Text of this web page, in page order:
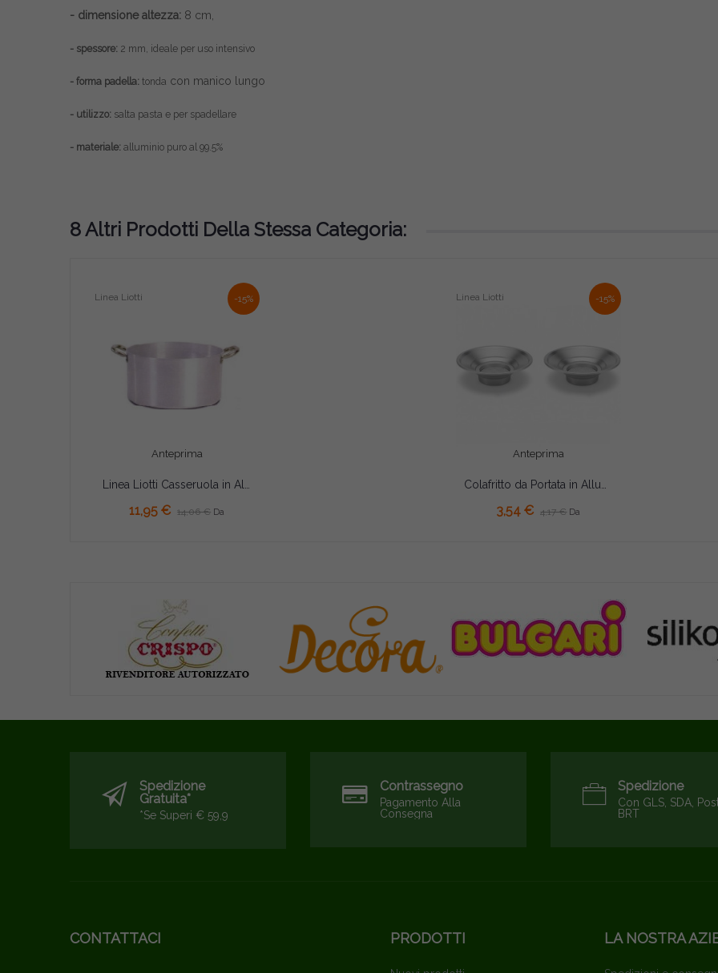
- dimensione altezza: 8 cm,
- spessore: 2 mm, ideale per uso intensivo
- forma padella: tonda con manico lungo
- utilizzo: salta pasta e per spadellare
- materiale: alluminio puro al 99.5%
8 Altri Prodotti Della Stessa Categoria:
-15%
Anteprima
Linea Liotti
11,95 € 14,06 € Da
-15%
Anteprima
Linea Liotti
3,54 € 4,17 € Da
Spedizione
Gratuita*
*se Superi € 59,9
Contrassegno
Pagamento Alla
Consegna
Spedizione
Con GLS, SDA,
BRT
CONTATTACI PRODOTTI LA NOSTRA